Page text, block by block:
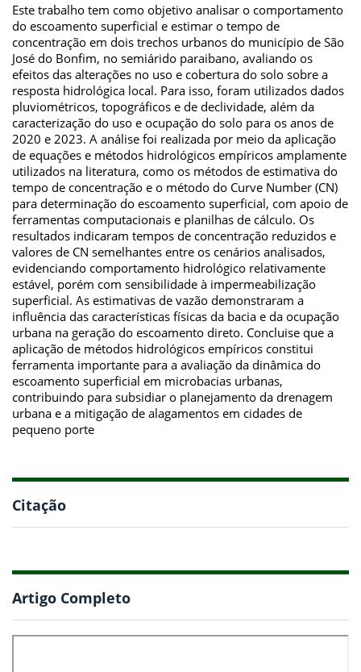
Este trabalho tem como objetivo analisar o comportamento
do escoamento superficial e estimar o tempo de
concentração em dois trechos urbanos do município de São
José do Bonfim, no semiárido paraibano, avaliando os
efeitos das alterações no uso e cobertura do solo sobre a
resposta hidrológica local. Para isso, foram utilizados dados
pluviométricos, topográficos e de declividade, além da
caracterização do uso e ocupação do solo para os anos de
2020 e 2023. A análise foi realizada por meio da aplicação
de equações e métodos hidrológicos empíricos amplamente
utilizados na literatura, como os métodos de estimativa do
tempo de concentração e o método do Curve Number (CN)
para determinação do escoamento superficial, com apoio de
ferramentas computacionais e planilhas de cálculo. Os
resultados indicaram tempos de concentração reduzidos e
valores de CN semelhantes entre os cenários analisados,
evidenciando comportamento hidrológico relativamente
estável, porém com sensibilidade à impermeabilização
superficial. As estimativas de vazão demonstraram a
influência das características físicas da bacia e da ocupação
urbana na geração do escoamento direto. Concluise que a
aplicação de métodos hidrológicos empíricos constitui
ferramenta importante para a avaliação da dinâmica do
escoamento superficial em microbacias urbanas,
contribuindo para subsidiar o planejamento da drenagem
urbana e a mitigação de alagamentos em cidades de
pequeno porte
Citação
Artigo Completo